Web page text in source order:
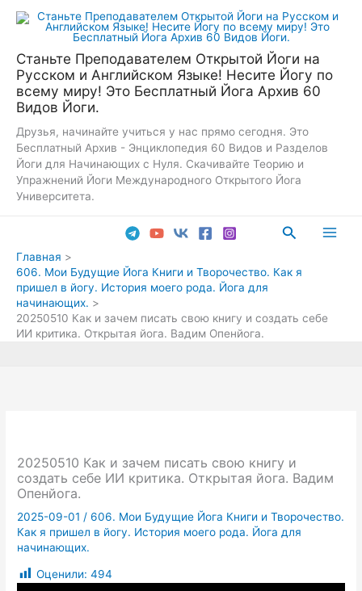
Перейти
Станьте Преподавателем Открытой Йоги на
Русском и Английском Языке! Несите Йогу по
всему миру! Это Бесплатный Йога Архив 60
Видов Йоги.
Друзья, начинайте учиться у нас прямо сегодня. Это
Бесплатный Архив - Энциклопедия 60 Видов и Разделов
Йоги для Начинающих с Нуля. Скачивайте Теорию и
Упражнений Йоги Международного Открытого Йога
Университета.
Поиск
Главная
606. Мои Будущие Йога Книги и Творочество. Как я
пришел в йогу. История моего рода. Йога для
начинающих.
20250510 Как и зачем писать свою книгу и создать себе
ИИ критика. Открытая йога. Вадим Опенйога.
20250510 Как и зачем писать свою книгу и
создать себе ИИ критика. Открытая йога. Вадим
Опенйога.
2025-09-01 /606. Мои Будущие Йога Книги и Творочество.
Как я пришел в йогу. История моего рода. Йога для
начинающих.
Оценили: 494